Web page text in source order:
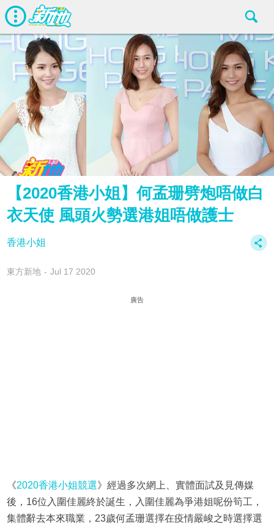
【2020香港小姐】何孟珊劈炮唔做白
衣天使 風頭火勢選港姐唔做護士
香港小姐
東方新地 Jul 17 2020
廣告
《2020香港小姐競選》經過多次網上、實體面試及見傳媒
後，16位入圍佳麗終於誕生，入圍佳麗為爭港姐呢份筍工，
集體辭去本來職業，23歲何孟珊選擇在疫情嚴峻之時選擇選